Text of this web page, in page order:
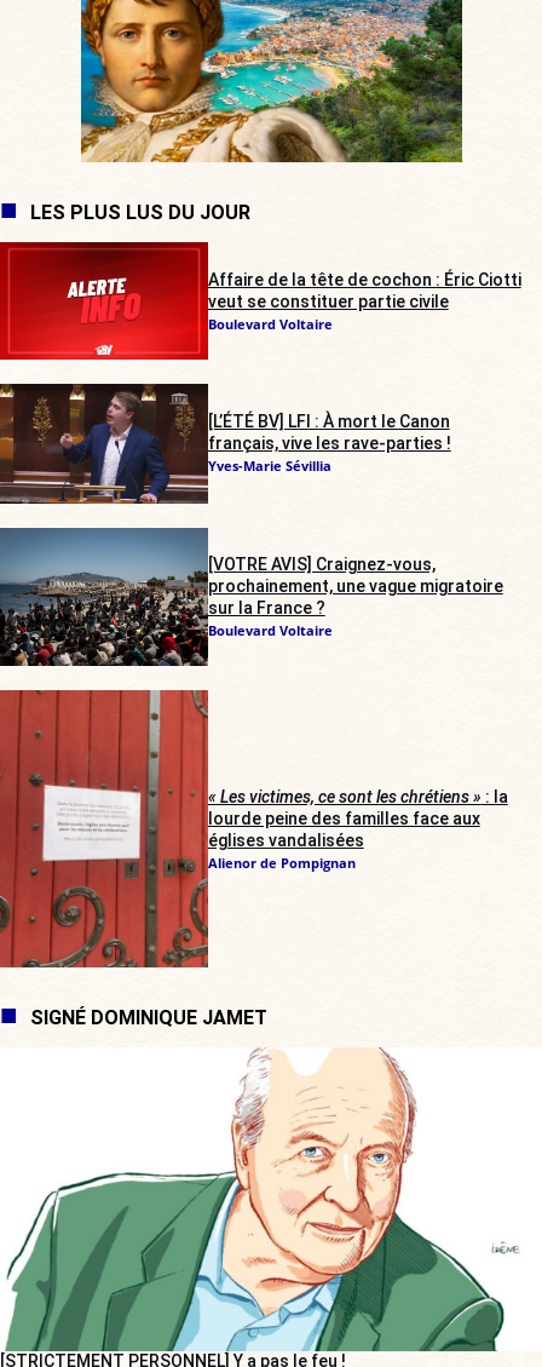
LES PLUS LUS DU JOUR
Affaire de la tête de cochon : Éric Ciotti
veut se constituer partie civile
Boulevard Voltaire
[L’ÉTÉ BV] LFI : À mort le Canon
français, vive les rave-parties !
Yves-Marie Sévillia
[VOTRE AVIS] Craignez-vous,
prochainement, une vague migratoire
sur la France ?
Boulevard Voltaire
« Les victimes, ce sont les chrétiens » : la
lourde peine des familles face aux
églises vandalisées
Alienor de Pompignan
SIGNÉ DOMINIQUE JAMET
[STRICTEMENT PERSONNEL] Y a pas le feu !